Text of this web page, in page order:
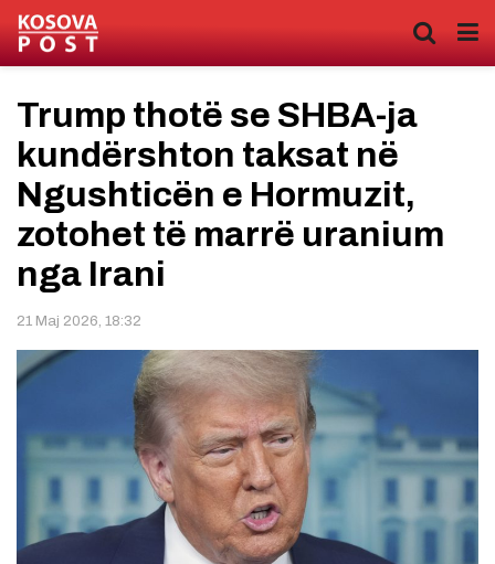
Trump thotë se SHBA-ja
kundërshton taksat në
Ngushticën e Hormuzit,
zotohet të marrë uranium
nga Irani
21 Maj 2026, 18:32